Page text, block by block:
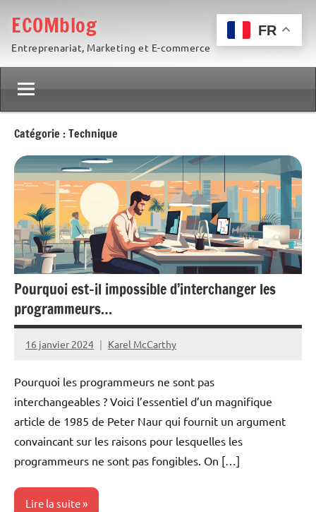
contenu
ECOMblog
Entreprenariat, Marketing et E-commerce
Catégorie :Technique
Pourquoi est-il impossible d’interchanger les
programmeurs…
16 janvier 2024 Karel McCarthy
Pourquoi les programmeurs ne sont pas
interchangeables ? Voici l’essentiel d’un magnifique
article de 1985 de Peter Naur qui fournit un argument
convaincant sur les raisons pour lesquelles les
programmeurs ne sont pas fongibles. On […]
Lire la suite
FR